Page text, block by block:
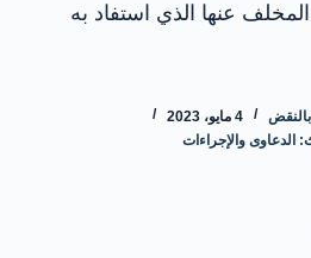
عنها الذي استفاد به
4 مايو، 2023
الدعاوى والإجراءات